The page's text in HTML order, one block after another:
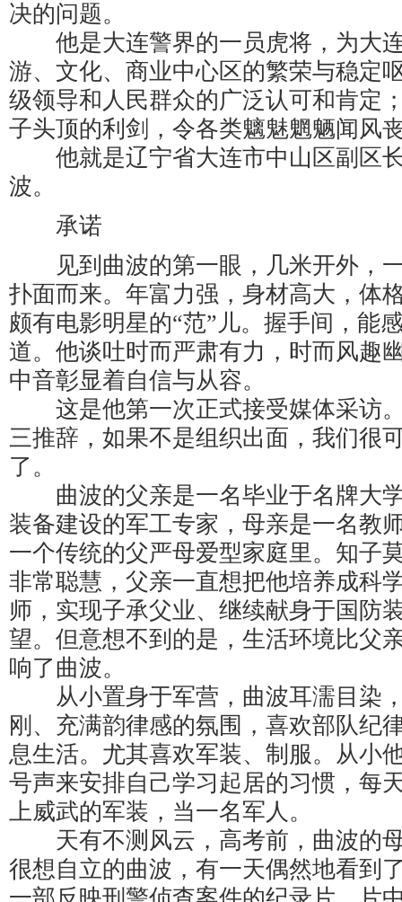
决的问题。
他是大连警界的一员虎将，为大
游、文化、商业中心区的繁荣与稳定
级领导和人民群众的广泛认可和肯定
子头顶的利剑，令各类魑魅魍魉闻风
他就是辽宁省大连市中山区副区
波。
承诺
见到曲波的第一眼，几米开外，一
扑面而来。年富力强，身材高大，体
颇有电影明星的“范”儿。握手间，能
道。他谈吐时而严肃有力，时而风趣
中音彰显着自信与从容。
这是他第一次正式接受媒体采访
三推辞，如果不是组织出面，我们很
了。
曲波的父亲是一名毕业于名牌大
装备建设的军工专家，母亲是一名教
一个传统的父严母爱型家庭里。知子
非常聪慧，父亲一直想把他培养成科
师，实现子承父业、继续献身于国防
望。但意想不到的是，生活环境比父
响了曲波。
从小置身于军营，曲波耳濡目染
刚、充满韵律感的氛围，喜欢部队纪
息生活。尤其喜欢军装、制服。从小
号声来安排自己学习起居的习惯，每
上威武的军装，当一名军人。
天有不测风云，高考前，曲波的
很想自立的曲波，有一天偶然地看到